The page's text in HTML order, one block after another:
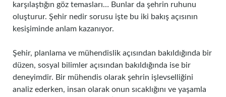
karşılaştığın göz temasları… Bunlar da şehrin ruhunu
oluşturur. Şehir nedir sorusu işte bu iki bakış açısının
kesişiminde anlam kazanıyor.
Şehir, planlama ve mühendislik açısından bakıldığında bir
düzen, sosyal bilimler açısından bakıldığında ise bir
deneyimdir. Bir mühendis olarak şehrin işlevselliğini
analiz ederken, insan olarak onun sıcaklığını ve yaşamla